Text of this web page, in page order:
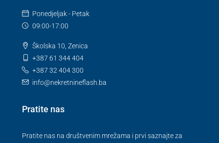
Ponedjeljak - Petak
09:00-17:00
Školska 10, Zenica
+387 61 344 404
+387 32 404 300
info@nekretnineflash.ba
Pratite nas
Pratite nas na društvenim mrežama i prvi saznajte za